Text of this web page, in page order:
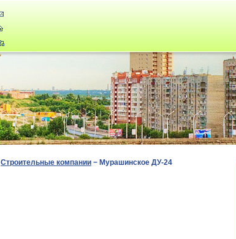
Строительные компании − Мурашинское ДУ-24